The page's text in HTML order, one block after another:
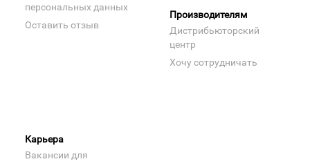
персональных данных
Оставить отзыв
Производителям
Дистрибьюторский
центр
Хочу сотрудничать
Карьера
Вакансии для